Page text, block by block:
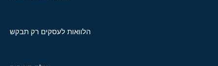
הלוואות לעסקים רק תבקש